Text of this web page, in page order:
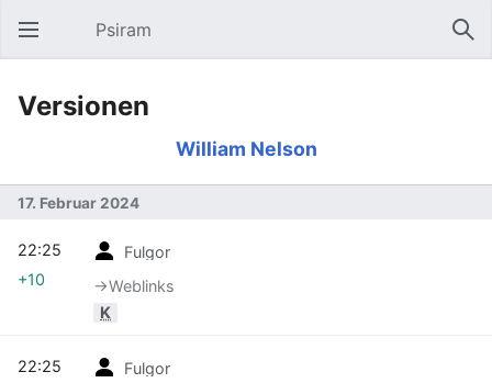
Hauptmenü öffnen Psiram
Versionen
William Nelson
17. Februar 2024
Fulgor
→‎Weblinks
K
22:25
+10
Fulgor
22:25